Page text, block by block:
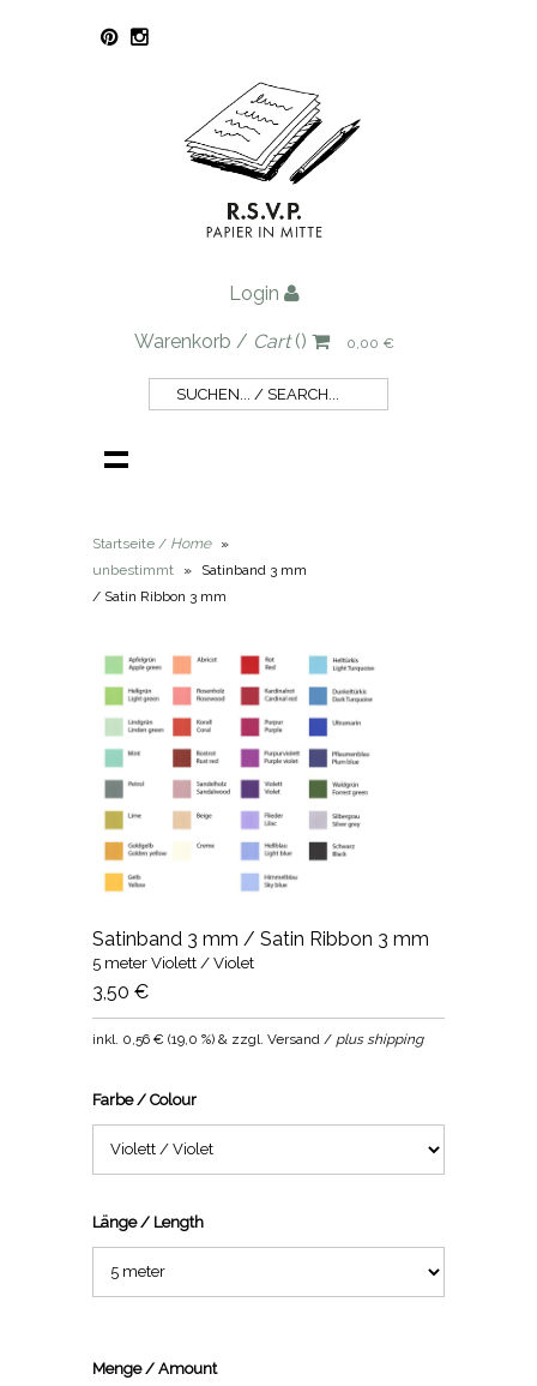
Login
Warenkorb / Cart () 0,00 €
Startseite / Home
»
unbestimmt
»
Satinband 3 mm
/ Satin Ribbon 3 mm
Satinband 3 mm / Satin Ribbon 3 mm
5 meter Violett / Violet
3,50 €
inkl. 0,56 € (19,0 %) & zzgl. Versand / plus shipping
Farbe / Colour
Länge / Length
Menge / Amount